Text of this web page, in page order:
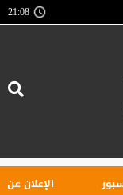
21:08
الإعلان عن